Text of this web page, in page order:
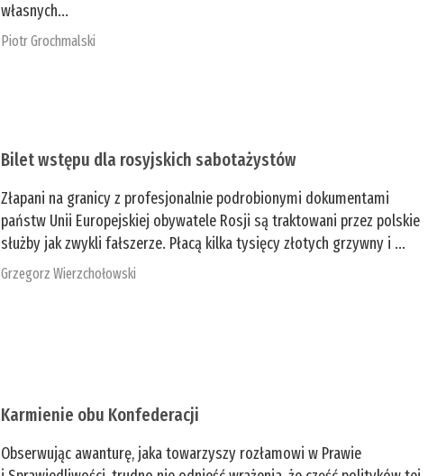
własnych...
Piotr Grochmalski
Bilet wstępu dla rosyjskich sabotażystów
Złapani na granicy z profesjonalnie podrobionymi dokumentami
państw Unii Europejskiej obywatele Rosji są traktowani przez polskie
służby jak zwykli fałszerze. Płacą kilka tysięcy złotych grzywny i ...
Grzegorz Wierzchołowski
Karmienie obu Konfederacji
Obserwując awanturę, jaka towarzyszy rozłamowi w Prawie